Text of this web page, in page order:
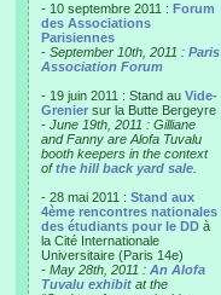
- 10 septembre 2011 : Forum
des Associations
Parisiennes
- September 10th, 2011 : Paris
Association Forum
- 19 juin 2011 : Stand au Vide-
Grenier sur la Butte Bergeyre
- June 19th, 2011 : Gilliane
and Fanny are Alofa Tuvalu
booth keepers in the context
ofthe hill back yard sale
- 28 mai 2011 : Stand aux
4ème rencontres nationales
des étudiants pour le DD à
la Cité Internationale
Universitaire (Paris 14e)
- May 28th, 2011 : An Alofa
Tuvalu exhibit at the